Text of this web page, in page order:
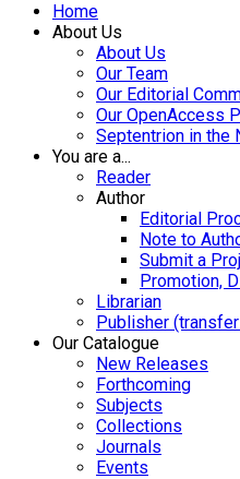
Home
About Us
About Us
Our Team
Our Editorial
Our OpenAccess
Septentrion in the
You are a...
Reader
Author
Editorial
Note to
Submit a
Promotion,
Librarian
Publisher
Our Catalogue
New Releases
Forthcoming
Subjects
Collections
Journals
Events